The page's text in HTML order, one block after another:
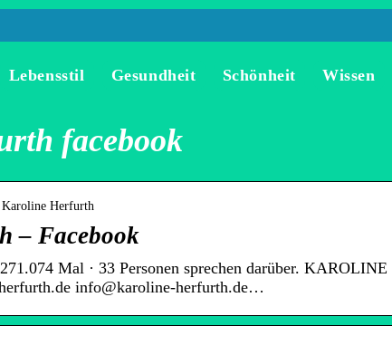
Lebensstil Gesundheit Schönheit Wissen
facebook
Herfurth
– Facebook
Mal · 33 Personen sprechen darüber.
info@karoline-herfurth.de…